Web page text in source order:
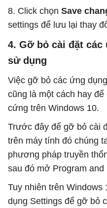
8. Click chọn Save
settings để lưu lại thay
4. Gỡ bỏ cài đặt các
sử dụng
Việc gỡ bỏ các ứng
cũng là một cách hay
cứng trên Windows 10.
Trước đây để gỡ bỏ cài
trên máy tính đó chúng
phương pháp truyền
sau đó mở Program and
Tuy nhiên trên
dụng Settings để gỡ bỏ